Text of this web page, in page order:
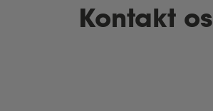
Kontakt os